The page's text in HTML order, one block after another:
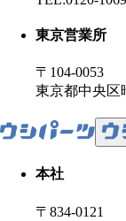
東京営業所
〒104-0053
東京都中央区
本社
〒834-0121